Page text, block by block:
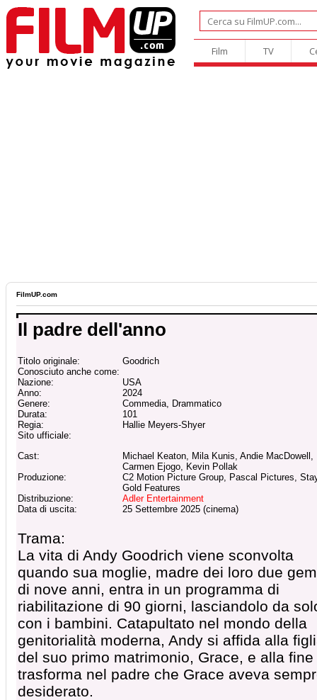
Film TV
FilmUP.com
Il padre dell'anno
Titolo originale:
Goodrich
Conosciuto anche come:
Nazione:
USA
Anno:
2024
Genere:
Commedia, Drammatico
Durata:
101
Regia:
Hallie Meyers-Shyer
Sito ufficiale:
Cast:
Michael Keaton, Mila Kunis, Andie MacDowell,
Carmen Ejogo, Kevin Pollak
Produzione:
C2 Motion Picture Group, Pascal Pictures,
Gold Features
Distribuzione:
Adler Entertainment
Data di uscita:
25 Settembre 2025 (cinema)
Trama:
La vita di Andy Goodrich viene sconvolta
quando sua moglie, madre dei loro due
di nove anni, entra in un programma di
riabilitazione di 90 giorni, lasciandolo da
con i bambini. Catapultato nel mondo della
genitorialità moderna, Andy si affida alla
del suo primo matrimonio, Grace, e alla fine
trasforma nel padre che Grace aveva
desiderato.